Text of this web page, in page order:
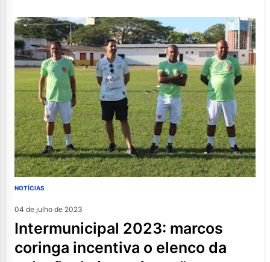
NOTÍCIAS
04 de julho de 2023
intermunicipal 2023: marcos
coringa incentiva o elenco da